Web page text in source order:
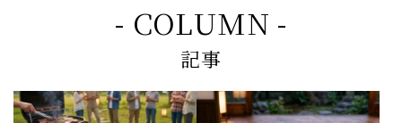
【BBQ(バーベキュー)特集】これから
の時期にぴったりなBBQにオススメな
米沢牛の商品をご紹介いたします。今
回限定のBBQセットや、定番部位のお
すすめ商品もございます！
- COLUMN -
記事